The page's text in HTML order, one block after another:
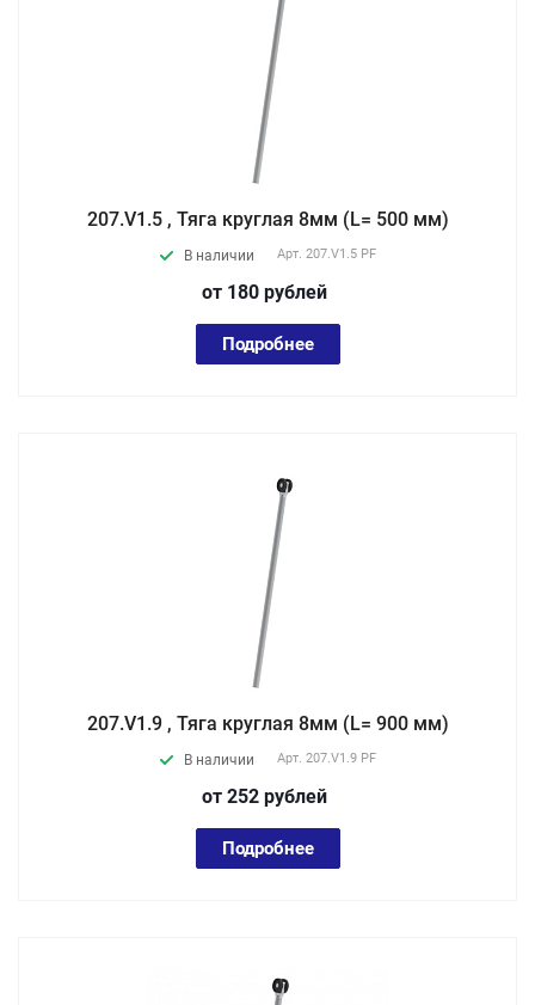
207.V1.5 , Тяга круглая 8мм (L= 500 мм)
В наличии Арт. 207.V1.5 PF
от 180 рублей
Подробнее
207.V1.9 , Тяга круглая 8мм (L= 900 мм)
В наличии Арт. 207.V1.9 PF
от 252 рублей
Подробнее